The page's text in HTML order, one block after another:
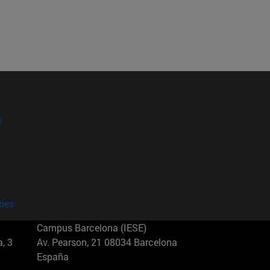
3
Campus Barcelona (IESE)
Av. Pearson, 21 08034 Barcelona
España